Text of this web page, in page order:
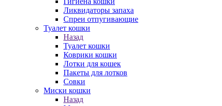
Ликвидаторы запаха
Спреи отпугивающие
Туалет кошки
Назад
Туалет кошки
Коврики кошки
Лотки для кошек
Пакеты для лотков
Совки
Миски кошки
Назад